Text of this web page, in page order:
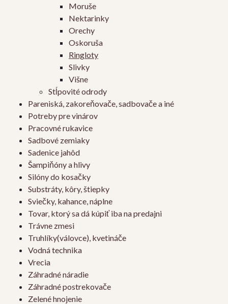
Moruše
Nektarinky
Orechy
Oskoruša
Ringloty
Slivky
Višne
Stĺpovité odrody
Pareniská, zakoreňovače, sadbovače a iné
Potreby pre vinárov
Pracovné rukavice
Sadbové zemiaky
Sadenice jahôd
Šampiňóny a hlivy
Silóny do kosačky
Substráty, kôry, štiepky
Sviečky, kahance, náplne
Tovar, ktorý sa dá kúpiť iba na predajni
Trávne zmesi
Truhlíky(válovce), kvetináče
Vodná technika
Vrecia
Záhradné náradie
Záhradné postrekovače
Zelené hnojenie